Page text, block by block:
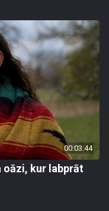
00:03:44
oāzi, kur labprāt